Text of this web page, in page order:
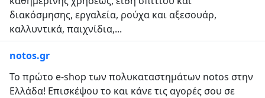
διακόσμησης, εργαλεία, ρούχα και αξεσουάρ,
καλλυντικά, παιχνίδια,...
notos.gr
Το πρώτο e-shop των πολυκαταστημάτων notos στην
Ελλάδα! Επισκέψου το και κάνε τις αγορές σου σε